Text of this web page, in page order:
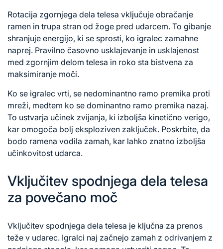
Rotacija zgornjega dela telesa vključuje obračanje
ramen in trupa stran od žoge pred udarcem. To gibanje
shranjuje energijo, ki se sprosti, ko igralec zamahne
naprej. Pravilno časovno usklajevanje in usklajenost
med zgornjim delom telesa in roko sta bistvena za
maksimiranje moči.
Ko se igralec vrti, se nedominantno ramo premika proti
mreži, medtem ko se dominantno ramo premika nazaj.
To ustvarja učinek zvijanja, ki izboljša kinetično verigo,
kar omogoča bolj eksploziven zaključek. Poskrbite, da
bodo ramena vodila zamah, kar lahko znatno izboljša
učinkovitost udarca.
Vključitev spodnjega dela telesa
za povečano moč
Vključitev spodnjega dela telesa je ključna za prenos
teže v udarec. Igralci naj začnejo zamah z odrivanjem z